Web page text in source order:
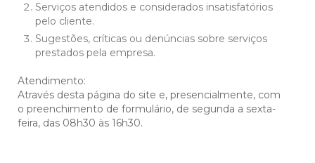
Serviços atendidos e considerados insatisfatórios
pelo cliente.
Sugestões, críticas ou denúncias sobre serviços
prestados pela empresa.
Atendimento:
Através desta página do site e, presencialmente, com
o preenchimento de formulário, de segunda a sexta-
feira, das 08h30 às 16h30.